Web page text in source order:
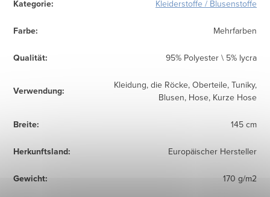
Kategorie: Kleiderstoffe / Blusenstoffe
Farbe: Mehrfarben
Qualität: 95% Polyester \ 5% lycra
Verwendung:
Kleidung, die Röcke, Oberteile, Tuniky,
Blusen, Hose, Kurze Hose
Breite: 145 cm
Herkunftsland: Europäischer Hersteller
Gewicht: 170 g/m2